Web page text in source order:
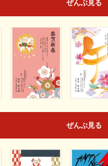
ぜんぶ見る
ぜんぶ見る